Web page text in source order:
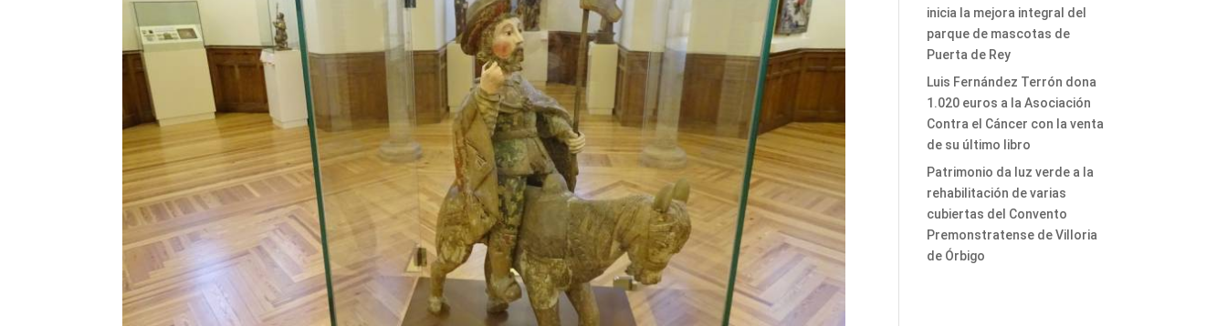
inicia la mejora integral del
parque de mascotas de
Puerta de Rey
Luis Fernández Terrón dona
1.020 euros a la Asociación
Contra el Cáncer con la venta
de su último libro
Patrimonio da luz verde a la
rehabilitación de varias
cubiertas del Convento
Premonstratense de Villoria
de Órbigo